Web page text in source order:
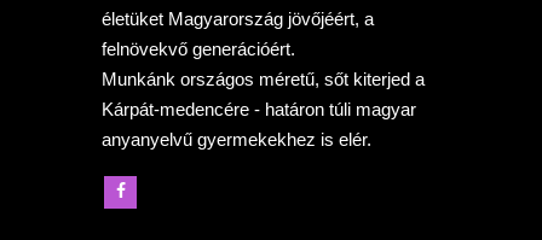
életüket Magyarország jövőjéért, a
felnövekvő generációért.
Munkánk országos méretű, sőt kiterjed a
Kárpát-medencére - határon túli magyar
anyanyelvű gyermekekhez is elér.